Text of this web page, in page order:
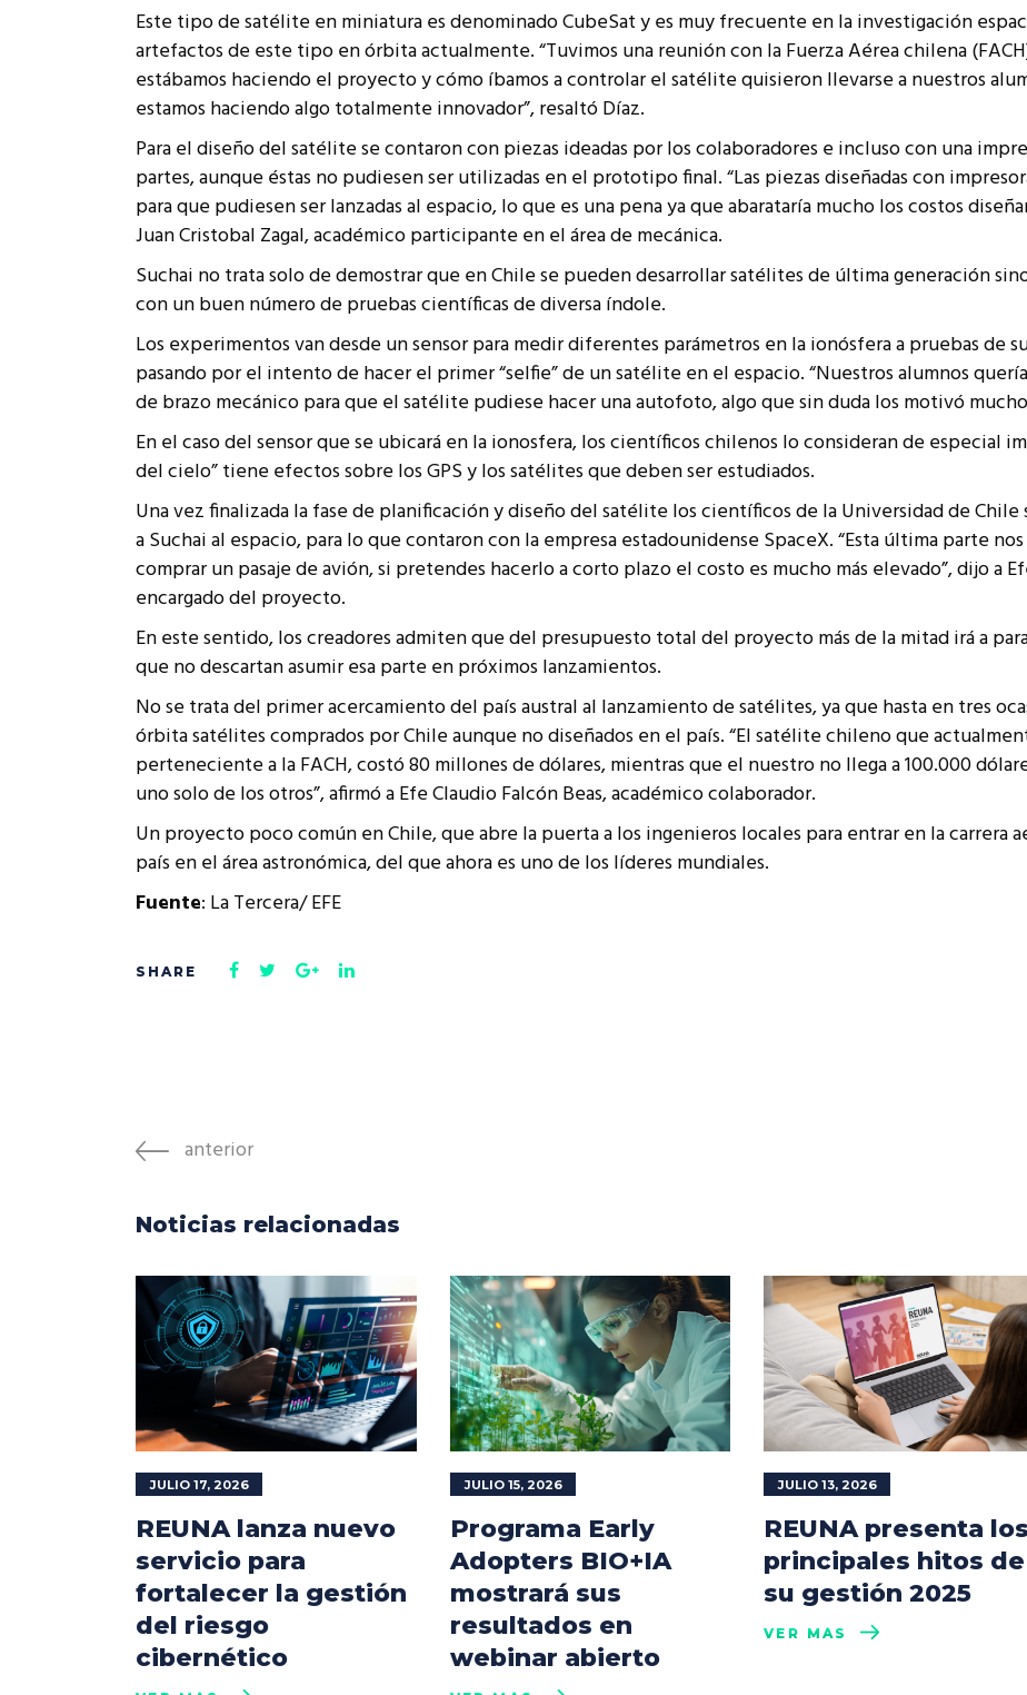
Este tipo de satélite en miniatura es denominado CubeSat y es muy frecuente en la investigación
artefactos de este tipo en órbita actualmente.“Tuvimos una reunión con la Fuerza Aérea chilena
estábamos haciendo el proyecto y cómo íbamos a controlar el satélite quisieron llevarse a nuestros
estamos haciendo algo totalmente innovador”, resaltó Díaz.
Para el diseño del satélite se contaron con piezas ideadas por los colaboradores e incluso con una
partes, aunque éstas no pudiesen ser utilizadas en el prototipo final.“Las piezas diseñadas con
para que pudiesen ser lanzadas al espacio, lo que es una pena ya que abarataría mucho los costos
Juan Cristobal Zagal, académico participante en el área de mecánica.
Suchai no trata solo de demostrar que en Chile se pueden desarrollar satélites de última generación
con un buen número de pruebas científicas de diversa índole.
Los experimentos van desde un sensor para medir diferentes parámetros en la ionósfera a pruebas de
pasando por el intento de hacer el primer “selfie” de un satélite en el espacio.“Nuestros alumnos
de brazo mecánico para que el satélite pudiese hacer una autofoto, algo que sin duda los motivó
En el caso del sensor que se ubicará en la ionosfera, los científicos chilenos lo consideran de especial
del cielo” tiene efectos sobre los GPS y los satélites que deben ser estudiados.
Una vez finalizada la fase de planificación y diseño del satélite los científicos de la Universidad de Chile
a Suchai al espacio, para lo que contaron con la empresa estadounidense SpaceX.“Esta última parte
comprar un pasaje de avión, si pretendes hacerlo a corto plazo el costo es mucho más elevado”, dijo a
encargado del proyecto.
En este sentido, los creadores admiten que del presupuesto total del proyecto más de la mitad irá a
que no descartan asumir esa parte en próximos lanzamientos.
No se trata del primer acercamiento del país austral al lanzamiento de satélites, ya que hasta en tres
órbita satélites comprados por Chile aunque no diseñados en el país.“El satélite chileno que
perteneciente a la FACH, costó 80 millones de dólares, mientras que el nuestro no llega a 100.000
uno solo de los otros”, afirmó a Efe Claudio Falcón Beas, académico colaborador.
Un proyecto poco común en Chile, que abre la puerta a los ingenieros locales para entrar en la carrera
país en el área astronómica, del que ahora es uno de los líderes mundiales.
Fuente: La Tercera/ EFE
anterior
Noticias relacionadas
JULIO 17, 2026
REUNA lanza nuevo
servicio para
fortalecer la gestión
del riesgo
cibernético
JULIO 15, 2026
Programa Early
Adopters BIO+IA
mostrará sus
resultados en
webinar abierto
JULIO 13, 2026
REUNA presenta los
principales hitos de
su gestión 2025
VER MÁS